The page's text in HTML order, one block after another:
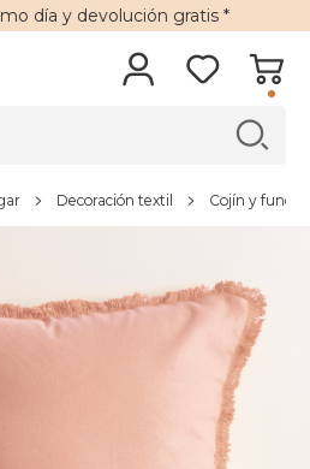
día y devolución gratis*
Decoración textil Cojín y funda